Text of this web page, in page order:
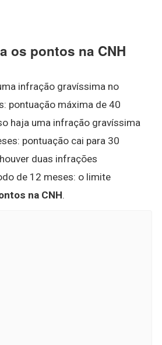
os pontos na CNH
infração gravíssima no
pontuação máxima de 40
haja uma infração gravíssima
pontuação cai para 30
duas infrações
de 12 meses: o limite
na CNH.